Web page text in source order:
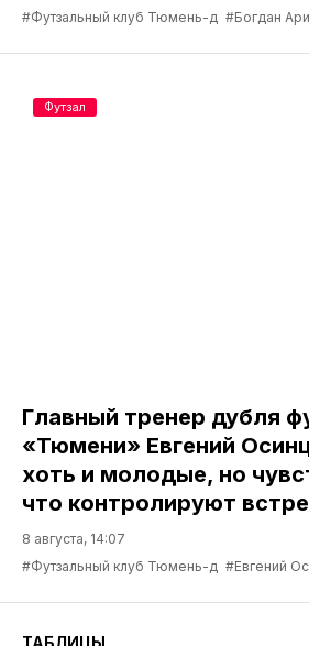
#Футзальный клуб Тюмень-д #Богдан
Главный тренер дубля
«Тюмени» Евгений
хоть и молодые, но
что контролируют
8 августа, 14:07
#Футзальный клуб Тюмень-д #Евгений
Футзал
ТАБЛИЦЫ